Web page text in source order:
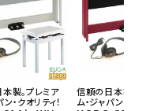
製。プレミア
・クオリティ！
信頼の日本製。プレミ
ム・ジャパン・クオリテ